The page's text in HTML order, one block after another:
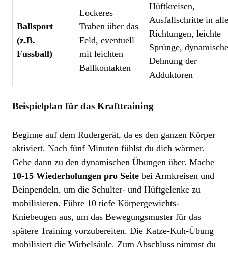
Ballsport
(z.B.
Fussball)
Lockeres
Traben über das
Feld, eventuell
mit leichten
Ballkontakten
Hüftkreisen,
Ausfallschritte in alle
Richtungen, leichte
Sprünge, dynamische
Dehnung der
Adduktoren
Beispielplan für das Krafttraining
Beginne auf dem Rudergerät, da es den ganzen Körper
aktiviert. Nach fünf Minuten fühlst du dich wärmer.
Gehe dann zu den dynamischen Übungen über. Mache
10-15 Wiederholungen pro Seite bei Armkreisen und
Beinpendeln, um die Schulter- und Hüftgelenke zu
mobilisieren. Führe 10 tiefe Körpergewichts-
Kniebeugen aus, um das Bewegungsmuster für das
spätere Training vorzubereiten. Die Katze-Kuh-Übung
mobilisiert die Wirbelsäule. Zum Abschluss nimmst du